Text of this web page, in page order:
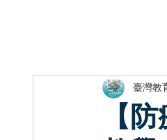
【
臺灣教